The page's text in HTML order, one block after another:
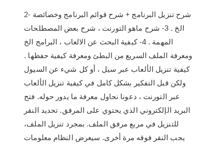
2- شرح تنزيل البرنامج + شرح قوائم البرنامج وخصائصة
الخ . 3- شرح ماهو التورنت ، شرح بعض المصطلحات
المهمة . 4- كيفية البحث عن الالعاب ، البرامج الخ
ومعرفة الملف السريع من البطئ ومعرفة كيفية حفظها .
كيفية تنزيل الألعاب عبر سيل ، أو كل شيء عن السيول
ولكن قبل التفكير بشكل كامل في كيفية تنزيل الألعاب
عبر التورنت ، دعونا نحاول معرفة ما يدور حوله. فتح
البريد الإلكتروني الذي يحتوي على المرفق. تحديد النقر
للتنزيل في مربع مرفق الملف. بمجرد تنزيل الملف،
يجب النقر فوقه مرة أخرى. سيعرض النظام معلومات